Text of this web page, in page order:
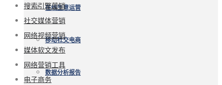
在线生意运营
移动社交电商
数据分析报告
搜索引擎营销
社交媒体营销
网络视频营销
媒体软文发布
网络营销工具
电子商务